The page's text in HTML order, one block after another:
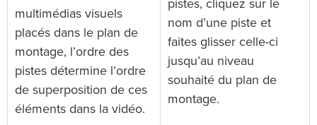
multimédias visuels
placés dans le plan de
montage, l’ordre des
pistes détermine l’ordre
de superposition de ces
éléments dans la vidéo.
pistes, cliquez sur le
nom d’une piste et
faites glisser celle-ci
jusqu’au niveau
souhaité du plan de
montage.